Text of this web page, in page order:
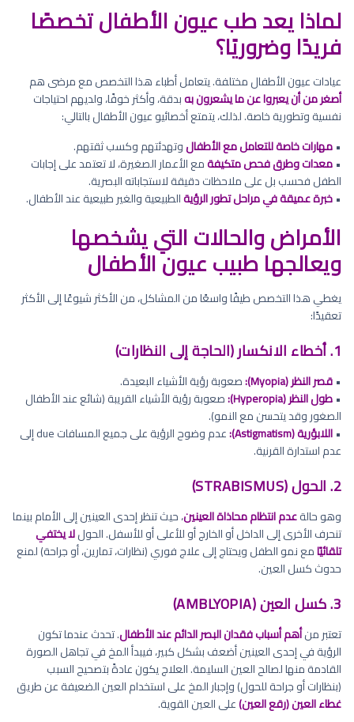
لماذا يعد طب عيون الأطفال تخصصًا
فريدًا وضروريًا؟
عيادات عيون الأطفال مختلفة. يتعامل أطباء هذا التخصص مع مرضى هم
أصغر من أن يعبروا عن ما يشعرون بهبدقة، وأكثر خوفًا، ولديهم احتياجات
نفسية وتطورية خاصة. لذلك، يتمتع أخصائيو عيون الأطفال بالتالي:
•مهارات خاصة للتعامل مع الأطفالوتهدئتهم وكسب ثقتهم.
•معدات وطرق فحص متكيفةمع الأعمار الصغيرة، لا تعتمد على إجابات
الطفل فحسب بل على ملاحظات دقيقة لاستجاباته البصرية.
•خبرة عميقة في مراحل تطور الرؤيةالطبيعية والغير طبيعية عند الأطفال.
الأمراض والحالات التي يشخصها
ويعالجها طبيب عيون الأطفال
يغطي هذا التخصص طيفًا واسعًا من المشاكل، من الأكثر شيوعًا إلى الأكثر
تعقيدًا:
1. أخطاء الانكسار (الحاجة إلى النظارات)
•قصر النظر (Myopia):
صعوبة رؤية الأشياء البعيدة.
•طول النظر (Hyperopia):
صعوبة رؤية الأشياء القريبة (شائع عند الأطفال
الصغور وقد يتحسن مع النمو).
•اللابؤرية (Astigmatism):
عدم وضوح الرؤية على جميع المسافات due إلى
عدم استدارة القرنية.
2. الحول (STRABISMUS)
وهو حالةعدم انتظام محاذاة العينين، حيث تنظر إحدى العينين إلى الأمام بينما
تنحرف الأخرى إلى الداخل أو الخارج أو للأعلى أو للأسفل. الحوللا يختفي
تلقائيًامع نمو الطفل ويحتاج إلى علاج فوري (نظارات، تمارين، أو جراحة) لمنع
حدوث كسل العين.
3. كسل العين (AMBLYOPIA)
تعتبر منأهم أسباب فقدان البصر الدائم عند الأطفال. تحدث عندما تكون
الرؤية في إحدى العينين أضعف بشكل كبير، فيبدأ المخ في تجاهل الصورة
القادمة منها لصالح العين السليمة. العلاج يكون عادةً بتصحيح السبب
(بنظارات أو جراحة للحول) وإجبار المخ على استخدام العين الضعيفة عن طريق
غطاء العين (رقع العين)على العين القوية.